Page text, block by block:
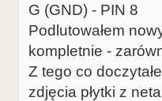
G (GND) - PIN 8
Podlutowałem
kompletnie -
Z tego co
zdjęcia płytki z